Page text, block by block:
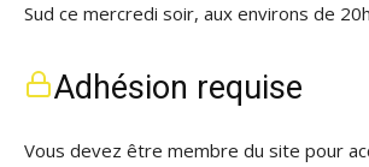
Sud ce mercredi soir, aux environs de
Adhésion requise
Vous devez être membre du site pour